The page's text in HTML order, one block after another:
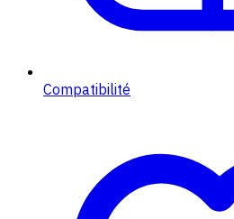
Compatibilité